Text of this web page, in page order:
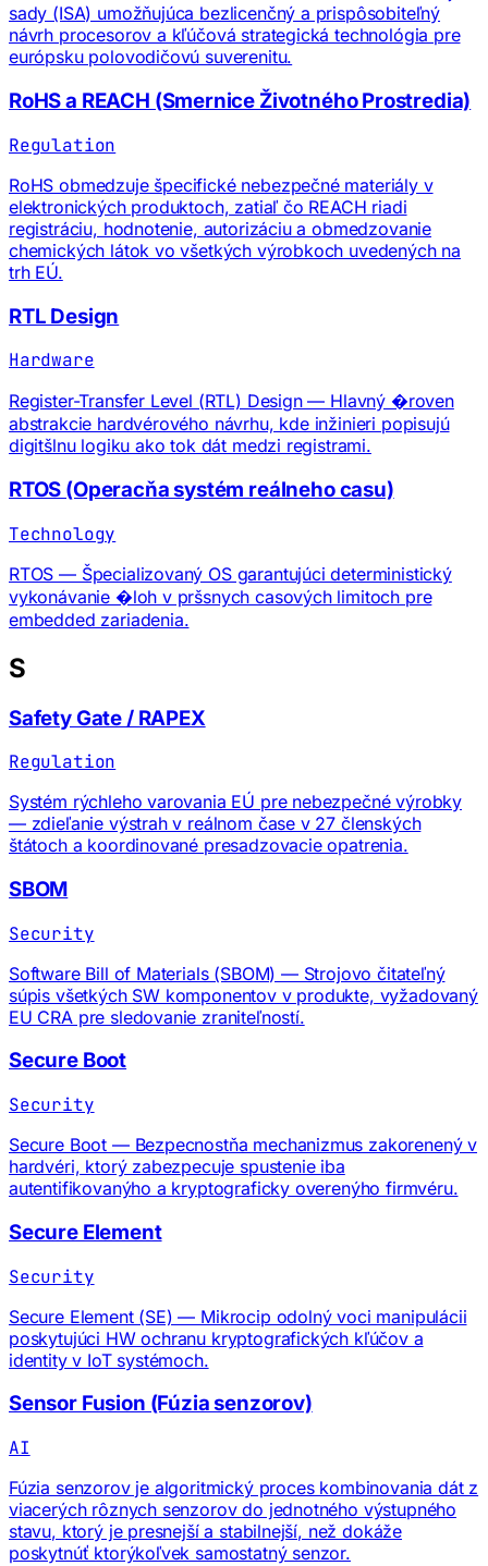
sady (ISA) umožňujúca bezlicenčný a prispôsobiteľný
návrh procesorov a kľúčová strategická technológia pre
európsku polovodičovú suverenitu.
RoHS a REACH (Smernice Životného Prostredia)
Regulation
RoHS obmedzuje špecifické nebezpečné materiály v
elektronických produktoch, zatiaľ čo REACH riadi
registráciu, hodnotenie, autorizáciu a obmedzovanie
chemických látok vo všetkých výrobkoch uvedených na
trh EÚ.
RTL Design
Hardware
Register-Transfer Level (RTL) Design — Hlavný �roven
abstrakcie hardvérového návrhu, kde inžinieri popisujú
digitšlnu logiku ako tok dát medzi registrami.
RTOS (Operacňa systém reálneho casu)
Technology
RTOS — Špecializovaný OS garantujúci deterministický
vykonávanie �loh v pršsnych casových limitoch pre
embedded zariadenia.
S
Safety Gate / RAPEX
Regulation
Systém rýchleho varovania EÚ pre nebezpečné výrobky
— zdieľanie výstrah v reálnom čase v 27 členských
štátoch a koordinované presadzovacie opatrenia.
SBOM
Security
Software Bill of Materials (SBOM) — Strojovo čitateľný
súpis všetkých SW komponentov v produkte, vyžadovaný
EU CRA pre sledovanie zraniteľností.
Secure Boot
Security
Secure Boot — Bezpecnostňa mechanizmus zakorenený v
hardvéri, ktorý zabezpecuje spustenie iba
autentifikovanýho a kryptograficky overenýho firmvéru.
Secure Element
Security
Secure Element (SE) — Mikrocip odolný voci manipulácii
poskytujúci HW ochranu kryptografických kľúčov a
identity v IoT systémoch.
Sensor Fusion (Fúzia senzorov)
AI
Fúzia senzorov je algoritmický proces kombinovania dát z
viacerých rôznych senzorov do jednotného výstupného
stavu, ktorý je presnejší a stabilnejší, než dokáže
poskytnúť ktorýkoľvek samostatný senzor.